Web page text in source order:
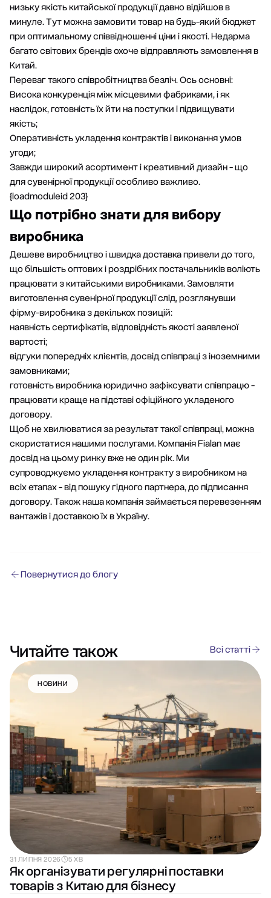
низьку якість китайської продукції давно відійшов в
минуле. Тут можна замовити товар на будь-який бюджет
при оптимальному співвідношенні ціни і якості. Недарма
багато світових брендів охоче відправляють замовлення в
Китай.
Переваг такого співробітництва безліч. Ось основні:
Висока конкуренція між місцевими фабриками, і як
наслідок, готовність їх йти на поступки і підвищувати
якість;
Оперативність укладення контрактів і виконання умов
угоди;
Завжди широкий асортимент і креативний дизайн - що
для сувенірної продукції особливо важливо.
{loadmoduleid 203}
Що потрібно знати для вибору
виробника
Дешеве виробництво і швидка доставка привели до того,
що більшість оптових і роздрібних постачальників воліють
працювати з китайськими виробниками. Замовляти
виготовлення сувенірної продукції слід, розглянувши
фірму-виробника з декількох позицій:
наявність сертифікатів, відповідність якості заявленої
вартості;
відгуки попередніх клієнтів, досвід співпраці з іноземними
замовниками;
готовність виробника юридично зафіксувати співпрацю -
працювати краще на підставі офіційного укладеного
договору.
Щоб не хвилюватися за результат такої співпраці, можна
скористатися нашими послугами. Компанія Fialan має
досвід на цьому ринку вже не один рік. Ми
супроводжуємо укладення контракту з виробником на
всіх етапах - від пошуку гідного партнера, до підписання
договору. Також наша компанія займається перевезенням
вантажів і доставкою їх в Україну.
Повернутися до блогу
Читайте також Всі статті
НОВИНИ
31 ЛИПНЯ 2026 5 ХВ
Як організувати регулярні поставки
товарів з Китаю для бізнесу